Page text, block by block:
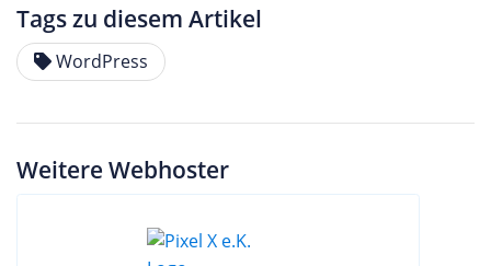
Tags zu diesem Artikel
WordPress
Weitere Webhoster